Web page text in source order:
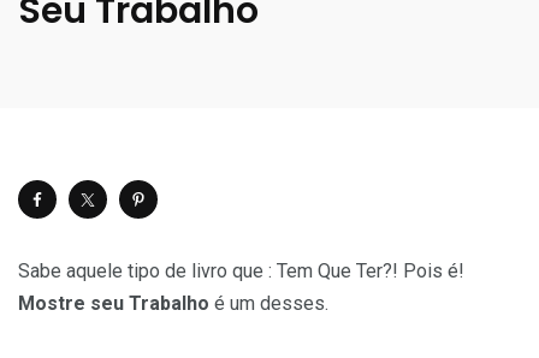
Seu Trabalho
Sabe aquele tipo de livro que : Tem Que Ter?! Pois é!
Mostre seu Trabalho é um desses.